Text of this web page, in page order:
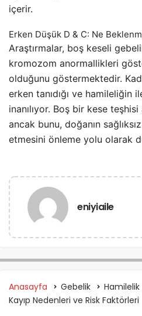
içerir.
Erken Düşük D & C: Ne
Araştırmalar, boş keseli
kromozom anormallikleri
olduğunu göstermektedir.
erken tanıdığı ve hamileliğin
inanılıyor. Boş bir kese teşhisi
ancak bunu, doğanın
etmesini önleme yolu olarak
eniyiaile
Anasayfa Gebelik
Hamilelik
Kayıp Nedenleri ve Risk Faktörleri